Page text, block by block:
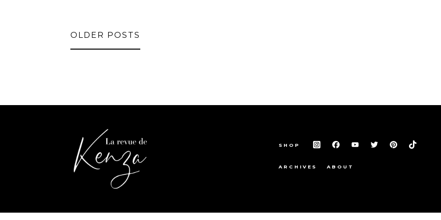
OLDER POSTS
SHOP
ARCHIVES ABOUT